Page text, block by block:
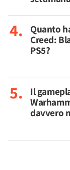
Quanto
Creed:
PS5?
Il
davvero